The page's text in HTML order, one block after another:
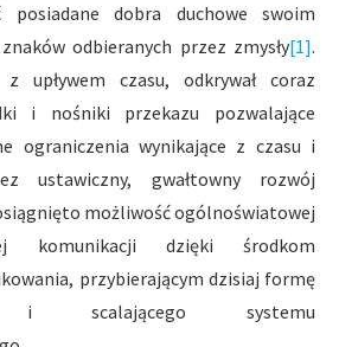
posiadane dobra duchowe swoim
odbieranych przez zmysły[1].
upływem czasu, odkrywał coraz
i nośniki przekazu pozwalające
ograniczenia wynikające z czasu i
ustawiczny, gwałtowny rozwój
możliwość ogólnoświatowej
komunikacji dzięki środkom
przybierającym dzisiaj formę
i scalającego systemu